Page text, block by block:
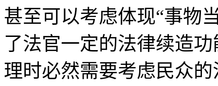
甚至可以考虑体现“事物
了法官一定的法律续造
理时必然需要考虑民众的